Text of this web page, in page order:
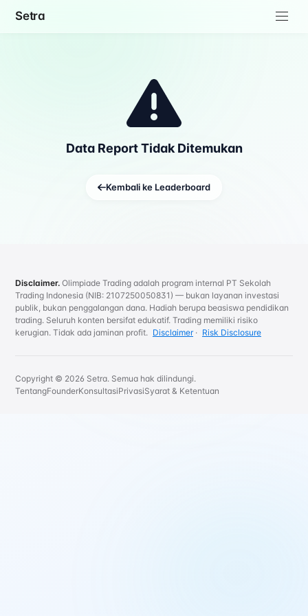
Setra
Data Report Tidak Ditemukan
Kembali ke Leaderboard
Disclaimer. Olimpiade Trading adalah program internal PT Sekolah
Trading Indonesia (NIB: 2107250050831) — bukan layanan investasi
publik, bukan penggalangan dana. Hadiah berupa beasiswa pendidikan
trading. Seluruh konten bersifat edukatif. Trading memiliki risiko
kerugian. Tidak ada jaminan profit. Disclaimer· Risk Disclosure
Copyright © 2026 Setra. Semua hak dilindungi.
TentangFounderKonsultasiPrivasiSyarat & Ketentuan